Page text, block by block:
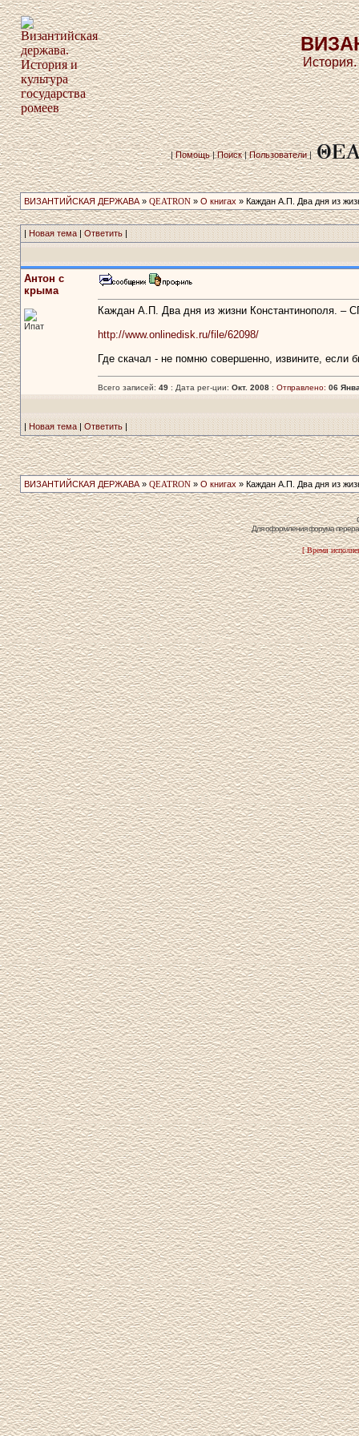
|Помощь|Поиск|Пользователи|
ВИЗАНТИЙСКАЯ ДЕРЖАВА» QEATRON» О книгах » Каждан А.П. Два дня из
| Новая тема|Ответить|
Антон с
крыма
Ипат
Каждан А.П. Два дня из жизни Константинополя. –
http://www.onlinedisk.ru/file/62098/
Где скачал - не помню совершенно, извините, если
Всего записей: 49: Дата рег-ции: Окт. 2008: Отправлено: 06
| Новая тема|Ответить|
ВИЗАНТИЙСКАЯ ДЕРЖАВА» QEATRON» О книгах » Каждан А.П. Два дня из
Для оформления форума
[ Время